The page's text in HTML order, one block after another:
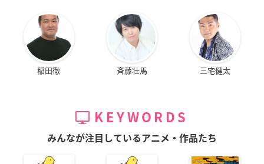
稲田徹 斉藤壮馬 三宅健太
KEYWORDS
みんなが注目しているアニメ・作品たち